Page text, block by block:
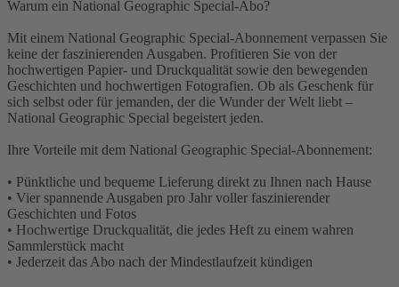
Warum ein National Geographic Special-Abo?
Mit einem National Geographic Special-Abonnement verpassen Sie
keine der faszinierenden Ausgaben. Profitieren Sie von der
hochwertigen Papier- und Druckqualität sowie den bewegenden
Geschichten und hochwertigen Fotografien. Ob als Geschenk für
sich selbst oder für jemanden, der die Wunder der Welt liebt –
National Geographic Special begeistert jeden.
Ihre Vorteile mit dem National Geographic Special-Abonnement:
• Pünktliche und bequeme Lieferung direkt zu Ihnen nach Hause
• Vier spannende Ausgaben pro Jahr voller faszinierender
Geschichten und Fotos
• Hochwertige Druckqualität, die jedes Heft zu einem wahren
Sammlerstück macht
• Jederzeit das Abo nach der Mindestlaufzeit kündigen